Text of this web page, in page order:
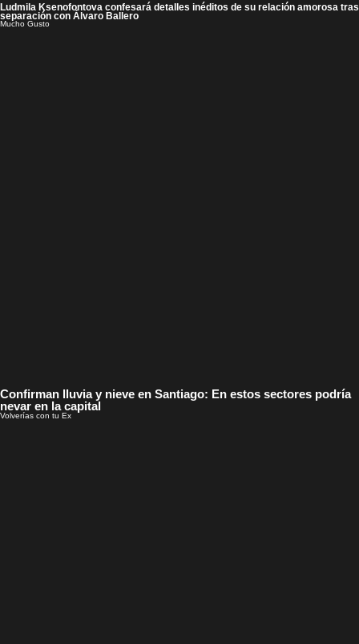
Ludmila Ksenofontova confesará detalles inéditos de su relación amorosa tras
separación con Álvaro Ballero
Mucho Gusto
Confirman lluvia y nieve en Santiago: En estos sectores podría
nevar en la capital
Volverías con tu Ex